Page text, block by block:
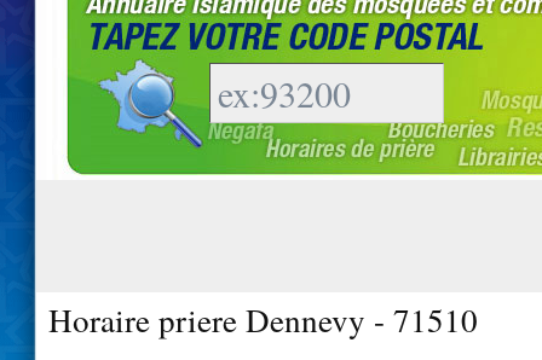
Horaire priere Dennevy - 71510